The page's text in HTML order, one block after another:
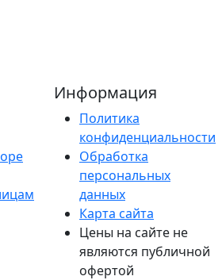
Информация
Политика
конфиденциальности
Обработка
персональных
данных
Карта сайта
Цены на сайте не
являются публичной
офертой